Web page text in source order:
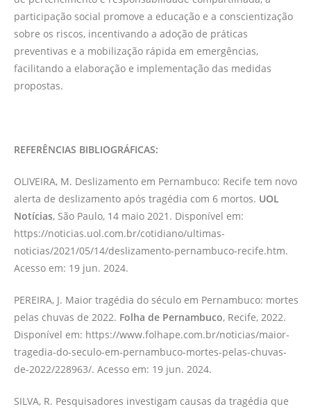
participação social promove a educação e a conscientização
sobre os riscos, incentivando a adoção de práticas
preventivas e a mobilização rápida em emergências,
facilitando a elaboração e implementação das medidas
propostas.
REFERÊNCIAS BIBLIOGRÁFICAS:
OLIVEIRA, M. Deslizamento em Pernambuco: Recife tem novo
alerta de deslizamento após tragédia com 6 mortos. UOL
Notícias, São Paulo, 14 maio 2021. Disponível em:
https://noticias.uol.com.br/cotidiano/ultimas-
noticias/2021/05/14/deslizamento-pernambuco-recife.htm.
Acesso em: 19 jun. 2024.
PEREIRA, J. Maior tragédia do século em Pernambuco: mortes
pelas chuvas de 2022. Folha de Pernambuco, Recife, 2022.
Disponível em: https://www.folhape.com.br/noticias/maior-
tragedia-do-seculo-em-pernambuco-mortes-pelas-chuvas-
de-2022/228963/. Acesso em: 19 jun. 2024.
SILVA, R. Pesquisadores investigam causas da tragédia que